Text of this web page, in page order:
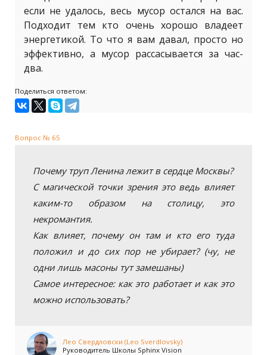
если не удалось, весь мусор остался на вас.
Подходит тем кто очень хорошо владеет
энергетикой. То что я вам давал, просто но
эффективно, а мусор рассасывается за час-
два.
Поделиться ответом:
Вопрос № 65
Почему труп Ленина лежит в сердце Москвы?
С магической точки зрения это ведь влияет
каким-то образом на столицу, это
некромантия.
Как влияет, почему он там и кто его туда
положил и до сих пор не убирает? (чу, не
одни лишь масоны тут замешаны)
Самое интересное: как это работает и как это
можно использовать?
Лео Свердловски (Leo Sverdlovsky)
Руководитель Школы Sphinx Vision